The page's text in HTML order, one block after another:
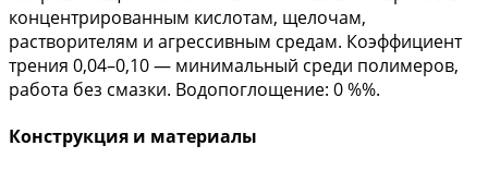
концентрированным кислотам, щелочам,
растворителям и агрессивным средам. Коэффициент
трения 0,04–0,10 — минимальный среди полимеров,
работа без смазки. Водопоглощение: 0 %%.
Конструкция и материалы